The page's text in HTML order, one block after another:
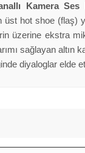
Kamera Ses
üst hot shoe
üzerine ekstra
sağlayan altın
diyaloglar elde